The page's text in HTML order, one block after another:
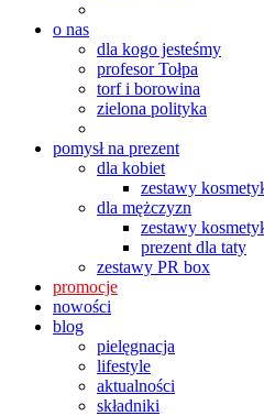
o nas
dla kogo jesteśmy
profesor Tołpa
torf i borowina
zielona polityka
pomysł na prezent
dla kobiet
zestawy
dla mężczyzn
zestawy
prezent dla taty
zestawy PR box
promocje
nowości
blog
pielęgnacja
lifestyle
aktualności
składniki